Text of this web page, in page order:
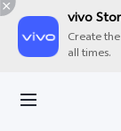
vivo
Create
all times.